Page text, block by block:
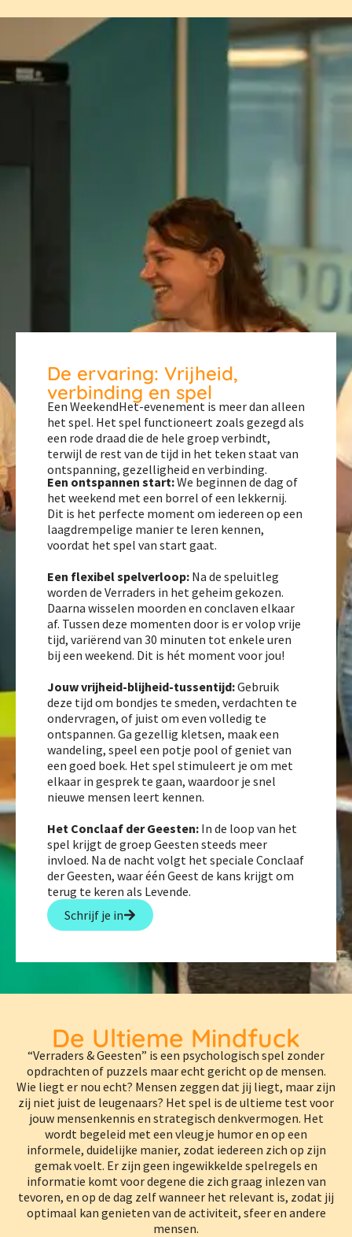
De ervaring: Vrijheid,
verbinding en spel
Een WeekendHet-evenement is meer dan alleen
het spel. Het spel functioneert zoals gezegd als
een rode draad die de hele groep verbindt,
terwijl de rest van de tijd in het teken staat van
ontspanning, gezelligheid en verbinding.
Een ontspannen start:We beginnen de dag of
het weekend met een borrel of een lekkernij.
Dit is het perfecte moment om iedereen op een
laagdrempelige manier te leren kennen,
voordat het spel van start gaat.
Een flexibel spelverloop: Na de speluitleg
worden de Verraders in het geheim gekozen.
Daarna wisselen moorden en conclaven elkaar
af. Tussen deze momenten door is er volop vrije
tijd, variërend van 30 minuten tot enkele uren
bij een weekend. Dit is hét moment voor jou!
Jouw vrijheid-blijheid-tussentijd:Gebruik
deze tijd om bondjes te smeden, verdachten te
ondervragen, of juist om even volledig te
ontspannen. Ga gezellig kletsen, maak een
wandeling, speel een potje pool of geniet van
een goed boek. Het spel stimuleert je om met
elkaar in gesprek te gaan, waardoor je snel
nieuwe mensen leert kennen.
Het Conclaaf der Geesten: In de loop van het
spel krijgt de groep Geesten steeds meer
invloed. Na de nacht volgt het speciale Conclaaf
der Geesten, waar één Geest de kans krijgt om
terug te keren als Levende.
Schrijf je in
De Ultieme Mindfuck
“Verraders & Geesten” is een psychologisch spel zonder
opdrachten of puzzels maar echt gericht op de mensen.
Wie liegt er nou echt? Mensen zeggen dat jij liegt, maar zijn
zij niet juist de leugenaars? Het spel is de ultieme test voor
jouw mensenkennis en strategisch denkvermogen. Het
wordt begeleid met een vleugje humor en op een
informele, duidelijke manier, zodat iedereen zich op zijn
gemak voelt. Er zijn geen ingewikkelde spelregels en
informatie komt voor degene die zich graag inlezen van
tevoren, en op de dag zelf wanneer het relevant is, zodat jij
optimaal kan genieten van de activiteit, sfeer en andere
mensen.